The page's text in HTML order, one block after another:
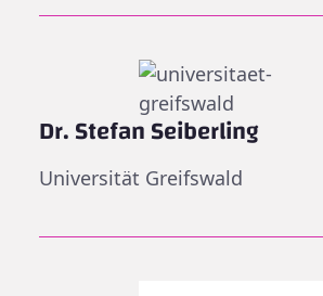
Dr. Stefan Seiberling
Universität Greifswald